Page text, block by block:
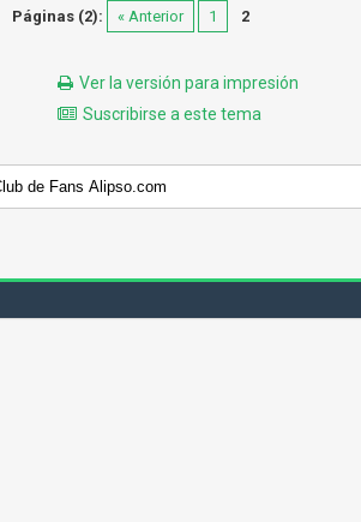
Páginas (2): « Anterior 1 2
Ver la versión para impresión
Suscribirse a este tema